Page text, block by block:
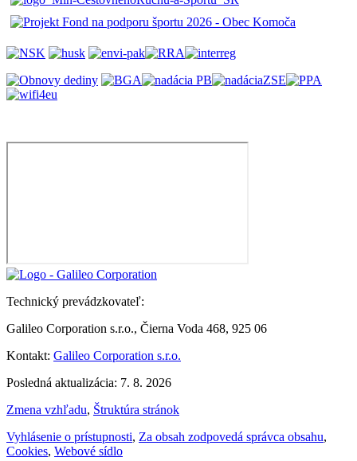
Technický prevádzkovateľ:
Galileo Corporation s.r.o., Čierna Voda 468, 925 06
Kontakt: Galileo Corporation s.r.o.
Posledná aktualizácia: 7. 8. 2026
Zmena vzhľadu, Štruktúra stránok
Vyhlásenie o prístupnosti, Za obsah zodpovedá správca obsahu,
Cookies, Webové sídlo